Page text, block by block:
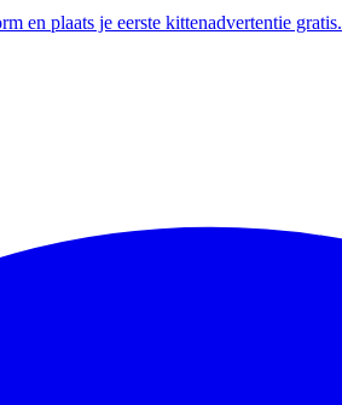
en plaats je eerste kittenadvertentie gratis.